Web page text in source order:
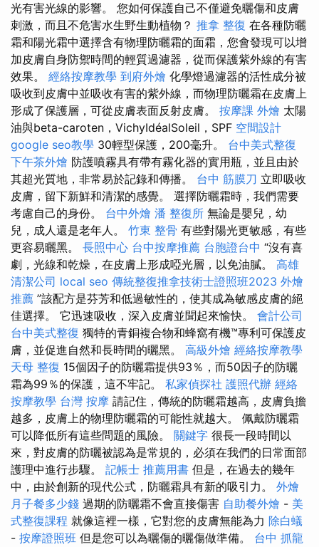
光有害光線的影響。 您如何保護自己不僅避免曬傷和皮膚
刺激，而且不危害水生野生動植物？ 推拿 整復 在各種防曬
霜和陽光霜中選擇含有物理防曬霜的面霜，您會發現可以增
加皮膚自身防禦時間的輕質過濾器，從而保護紫外線的有害
效果。 經絡按摩教學 到府外燴 化學燈過濾器的活性成分被
吸收到皮膚中並吸收有害的紫外線，而物理防曬霜在皮膚上
形成了保護層，可從皮膚表面反射皮膚。 按摩課 外燴 太陽
油與beta-caroten，VichyIdéalSoleil，SPF 空間設計
google seo教學 30輕型保護，200毫升。 台中美式整復
下午茶外燴 防護噴霧具有帶有霧化器的實用瓶，並且由於
其超光質地，非常易於記錄和傳播。 台中 筋膜刀 立即吸收
皮膚，留下新鮮和清潔的感覺。 選擇防曬霜時，我們需要
考慮自己的身份。 台中外燴 潘 整復所 無論是嬰兒，幼
兒，成人還是老年人。 竹東 整骨 有些對陽光更敏感，有些
更容易曬黑。 長照中心 台中按摩推薦 台胞證台中 “沒有喜
劇，光線和乾燥，在皮膚上形成啞光層，以免油膩。 高雄
清潔公司 local seo 傳統整復推拿技術士證照班2023 外燴
推薦 ”該配方是芬芳和低過敏性的，使其成為敏感皮膚的絕
佳選擇。 它迅速吸收，深入皮膚並聞起來愉快。 會計公司
台中美式整復 獨特的青銅複合物和蜂窩有機™專利可保護皮
膚，並促進自然和長時間的曬黑。 高級外燴 經絡按摩教學
天母 整復 15個因子的防曬霜提供93％，而50因子的防曬
霜為99％的保護，這不牢記。 私家偵探社 護照代辦 經絡
按摩教學 台灣 按摩 請記住，傳統的防曬霜越高，皮膚負擔
越多，皮膚上的物理防曬霜的可能性就越大。 佩戴防曬霜
可以降低所有這些問題的風險。 關鍵字 很長一段時間以
來，對皮膚的防曬被認為是常規的，必須在我們的日常面部
護理中進行步驟。 記帳士 推薦用書 但是，在過去的幾年
中，由於創新的現代公式，防曬霜具有新的吸引力。 外燴
月子餐多少錢 過期的防曬霜不會直接傷害 自助餐外燴 - 美
式整復課程 就像這裡一樣，它對您的皮膚無能為力 除白蟻
- 按摩證照班 但是您可以為曬傷的曬傷做準備。 台中 抓龍